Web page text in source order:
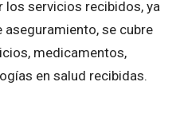
los servicios recibidos, ya
aseguramiento, se cubre
medicamentos,
en salud recibidas.